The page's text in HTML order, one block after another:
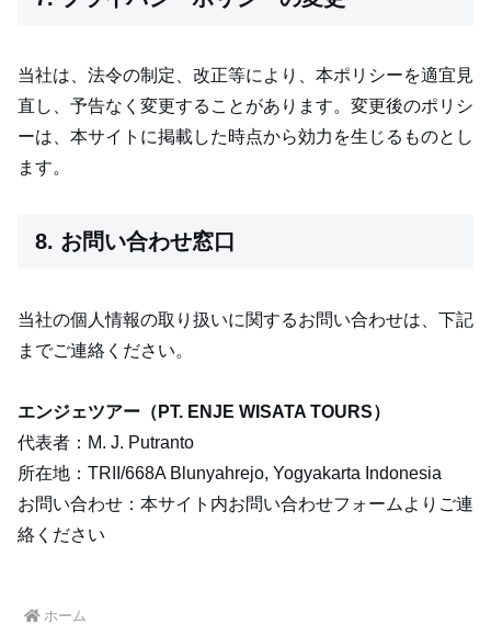
当社は、法令の制定、改正等により、本ポリシーを適宜見
直し、予告なく変更することがあります。変更後のポリシ
ーは、本サイトに掲載した時点から効力を生じるものとし
ます。
8. お問い合わせ窓口
当社の個人情報の取り扱いに関するお問い合わせは、下記
までご連絡ください。
エンジェツアー（PT. ENJE WISATA TOURS）
代表者：M. J. Putranto
所在地：TRII/668A Blunyahrejo, Yogyakarta Indonesia
お問い合わせ：本サイト内お問い合わせフォームよりご連
絡ください
ホーム